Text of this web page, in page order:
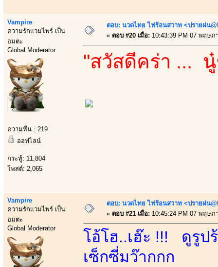
Vampire
ความรักแวมไพร์ เป็น
อมตะ
Global Moderator
ความหื่น : 219
ออฟไลน์
กระทู้: 11,804
โพสต์: 2,065
ตอบ: นวดไทย ไฟร้อนสวาท <ปรายฝน
« ตอบ #20 เมื่อ: 10:43:39 PM 07 พฤษภ
"สวัสดีคร่า ...
Vampire
ความรักแวมไพร์ เป็น
อมตะ
Global Moderator
ตอบ: นวดไทย ไฟร้อนสวาท <ปรายฝน
« ตอบ #21 เมื่อ: 10:45:24 PM 07 พฤษภ
โอ้โฮ..เฮ๊ะ !!! ดูรูป
เซ็กซี่มว๊ากกก